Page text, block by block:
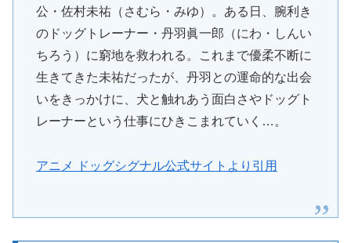
公・佐村未祐（さむら・みゆ）。ある日、腕利き
のドッグトレーナー・丹羽眞一郎（にわ・しんい
ちろう）に窮地を救われる。これまで優柔不断に
生きてきた未祐だったが、丹羽との運命的な出会
いをきっかけに、犬と触れあう面白さやドッグト
レーナーという仕事にひきこまれていく…。
アニメ ドッグシグナル公式サイトより引用